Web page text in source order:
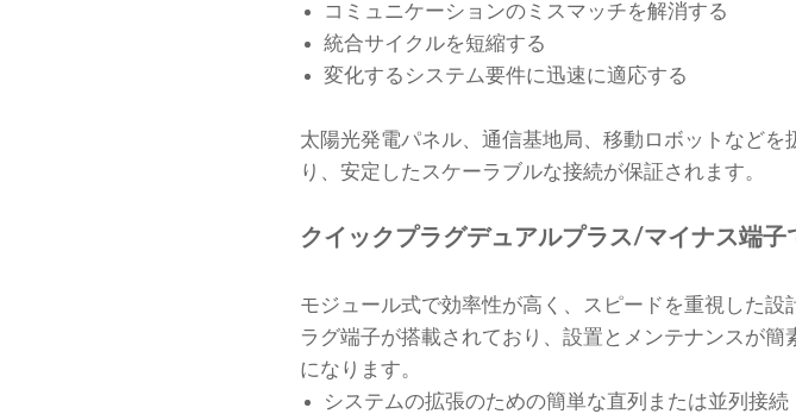
コミュニケーションのミスマッチを解消する
統合サイクルを短縮する
変化するシステム要件に迅速に適応する
太陽光発電パネル、通信基地局、移動ロボットなど
り、安定したスケーラブルな接続が保証されます。
クイックプラグデュアルプラス/マイナス端子
モジュール式で効率性が高く、スピードを重視した
ラグ端子が搭載されており、設置とメンテナンスが
になります。
システムの拡張のための簡単な直列または並列接続